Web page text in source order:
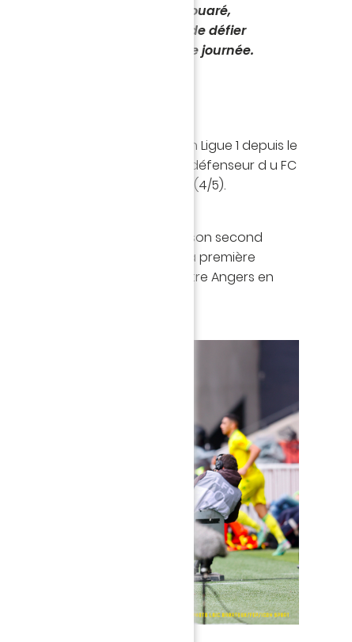
les joueurs d'Antoine Kombouaré,
(20h45), à La Beaujoire, afin de défier
pour le compte de la 28ème journée.
sa première passe décisive en Ligue 1 depuis le
5e au total. 80% des assists du défenseur d u FC
été adressées sur un centre (4/5).
a gagné le premier match de son second
après avoir déjà remporté sa première
nantais le 14 février 2021, contre Angers en